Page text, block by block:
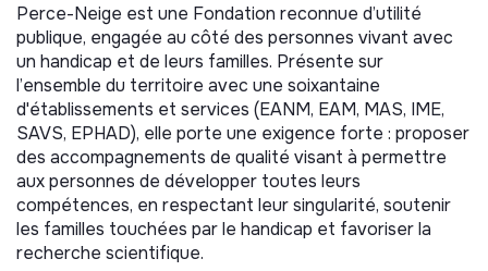
Perce-Neige est une Fondation reconnue d’utilité
publique, engagée au côté des personnes vivant avec
un handicap et de leurs familles. Présente sur
l’ensemble du territoire avec une soixantaine
d'établissements et services (EANM, EAM, MAS, IME,
SAVS, EPHAD), elle porte une exigence forte : proposer
des accompagnements de qualité visant à permettre
aux personnes de développer toutes leurs
compétences, en respectant leur singularité, soutenir
les familles touchées par le handicap et favoriser la
recherche scientifique.